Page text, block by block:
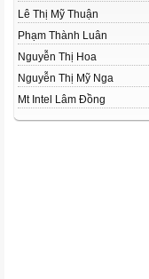
Lê Thị Mỹ Thuận
Phạm Thành Luân
Nguyễn Thị Hoa
Nguyễn Thị Mỹ Nga
Mt Intel Lâm Đồng